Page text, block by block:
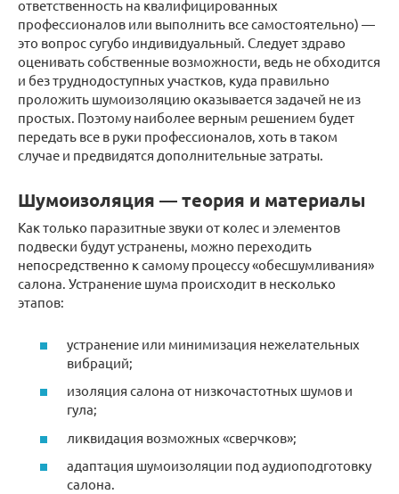
ответственность на квалифицированных
профессионалов или выполнить все самостоятельно) —
это вопрос сугубо индивидуальный. Следует здраво
оценивать собственные возможности, ведь не обходится
и без труднодоступных участков, куда правильно
проложить шумоизоляцию оказывается задачей не из
простых. Поэтому наиболее верным решением будет
передать все в руки профессионалов, хоть в таком
случае и предвидятся дополнительные затраты.
Шумоизоляция — теория и материалы
Как только паразитные звуки от колес и элементов
подвески будут устранены, можно переходить
непосредственно к самому процессу «обесшумливания»
салона. Устранение шума происходит в несколько
этапов:
устранение или минимизация нежелательных
вибраций;
изоляция салона от низкочастотных шумов и
гула;
ликвидация возможных «сверчков»;
адаптация шумоизоляции под аудиоподготовку
салона.